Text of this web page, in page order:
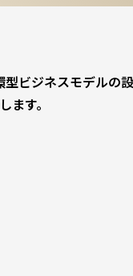
ビジネスモデルの
す。